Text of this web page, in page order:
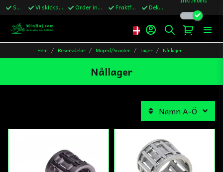
Snabba leveranser Vi skickar till Sverige,Danmark & Finland Order innan kl.13 skickas samma vardag Fraktfritt över 1200kr till Sverige Dekaler ingår i alla ordrar
Hem Reservdelar Moped/Scooter Lager Nållager
Nållager
Namn A-Ö